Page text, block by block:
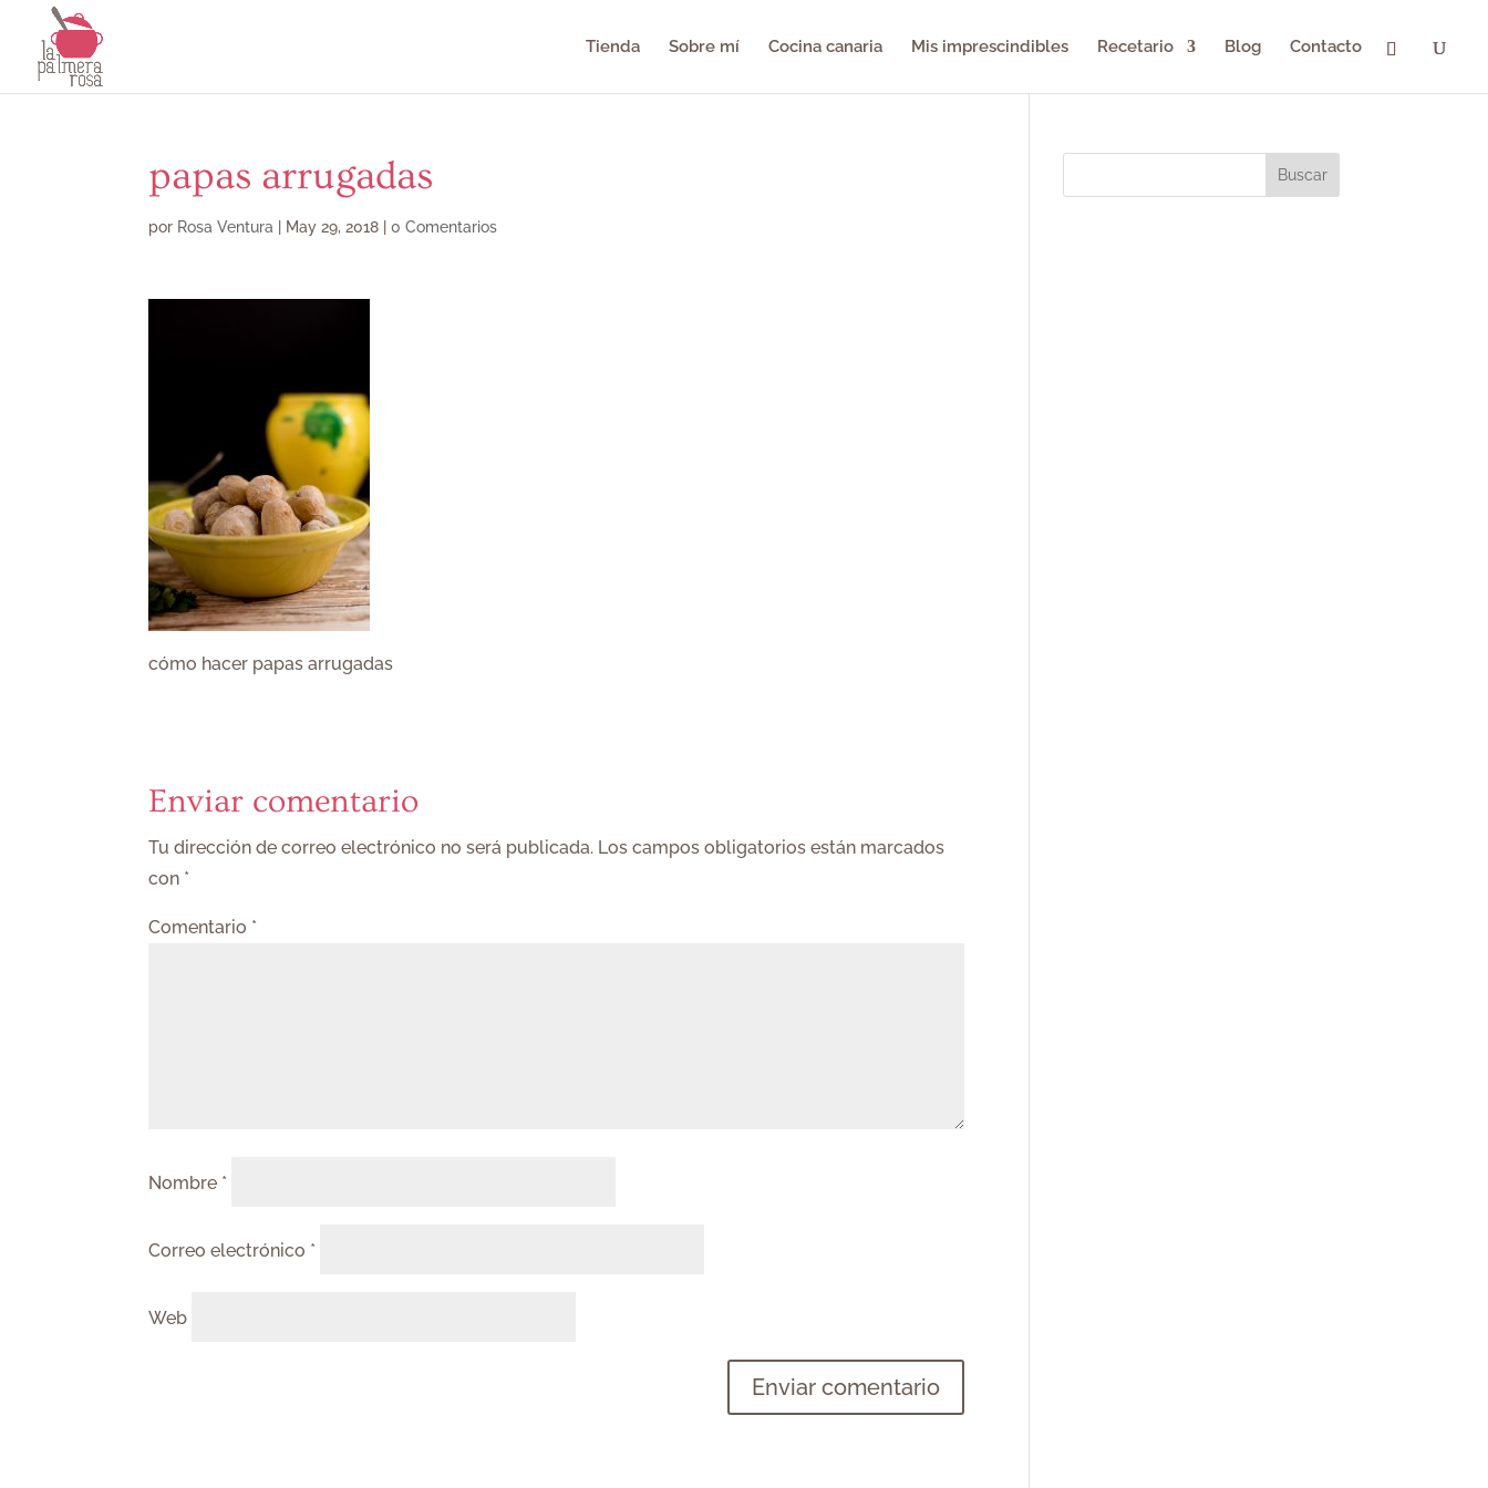
Tienda Sobre mí Cocina canaria Mis imprescindibles Recetario Blog Contacto
papas arrugadas
por Rosa Ventura May 29, 2018 |0 Comentarios
cómo hacer papas arrugadas
Enviar comentario
Tu dirección de correo electrónico no será publicada. Los campos obligatorios están marcados
con *
Comentario *
Nombre *
Correo electrónico *
Web
Buscar